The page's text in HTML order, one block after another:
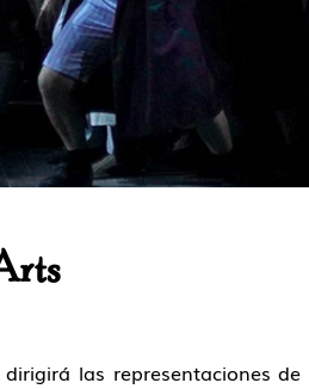
las representaciones de